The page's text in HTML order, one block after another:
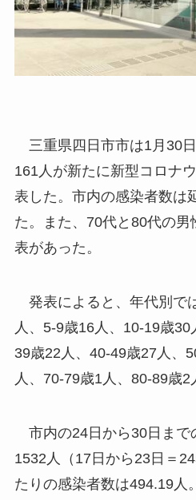
三重県四日市市は1月30
161人が新たに新型コロナ
表した。市内の感染者数は
た。また、70代と80代の
表があった。
発表によると、年代別で
人、5-9歳16人、10-19歳
39歳22人、40-49歳27人、
人、70-79歳1人、80-89歳2
市内の24日から30日まで
1532人（17日から23日＝
たりの感染者数は494.19人